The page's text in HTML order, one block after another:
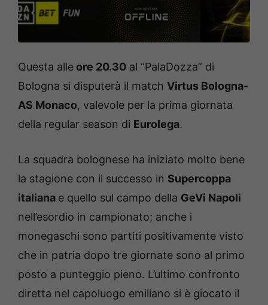
Questa alle ore 20.30 al “PalaDozza” di
Bologna si disputerà il match Virtus Bologna-
AS Monaco, valevole per la prima giornata
della regular season di Eurolega.
La squadra bolognese ha iniziato molto bene
la stagione con il successo in Supercoppa
italiana e quello sul campo della GeVi Napoli
nell’esordio in campionato; anche i
monegaschi sono partiti positivamente visto
che in patria dopo tre giornate sono al primo
posto a punteggio pieno. L’ultimo confronto
diretta nel capoluogo emiliano si è giocato il